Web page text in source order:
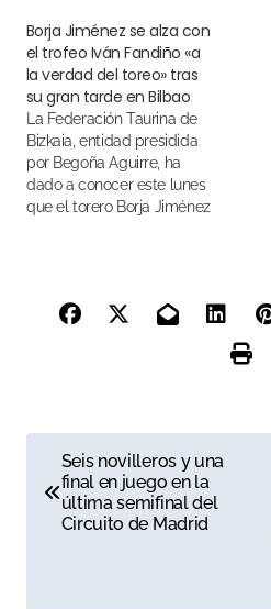
Borja Jiménez se alza con
el trofeo Iván Fandiño «a
la verdad del toreo» tras
su gran tarde en Bilbao
La Federación Taurina de
Bizkaia, entidad presidida
por Begoña Aguirre, ha
dado a conocer este lunes
que el torero Borja Jiménez
a
Seis novilleros y una
final en juego en la
última semifinal del
Circuito de Madrid